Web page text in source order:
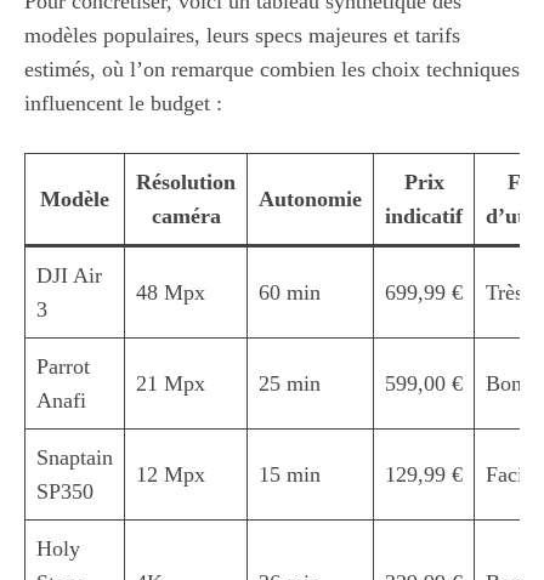
modèles populaires, leurs specs majeures et tarifs
estimés, où l’on remarque combien les choix techniques
influencent le budget :
Modèle
Résolution
caméra
Autonomie
Prix
indicatif
DJI Air
3
48 Mpx 60 min 699,99 € Très
Parrot
Anafi
21 Mpx 25 min 599,00 € Bon
Snaptain
SP350
12 Mpx 15 min 129,99 € Facile
Holy